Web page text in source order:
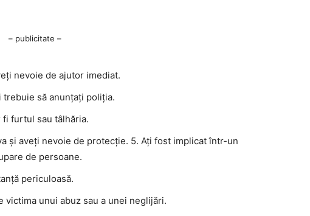
– publicitate –
nevoie de ajutor imediat.
să anunțați poliția.
furtul sau tâlhăria.
și aveți nevoie de protecție. 5. Ați fost implicat într-un
de persoane.
periculoasă.
unui abuz sau a unei neglijări.